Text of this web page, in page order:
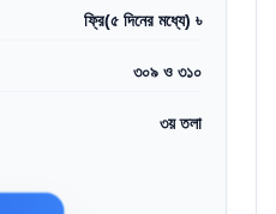
ফ্রি(৫ দিনের মধ্যে) ৳
৩০৯ ও ৩১০
৩য় তলা